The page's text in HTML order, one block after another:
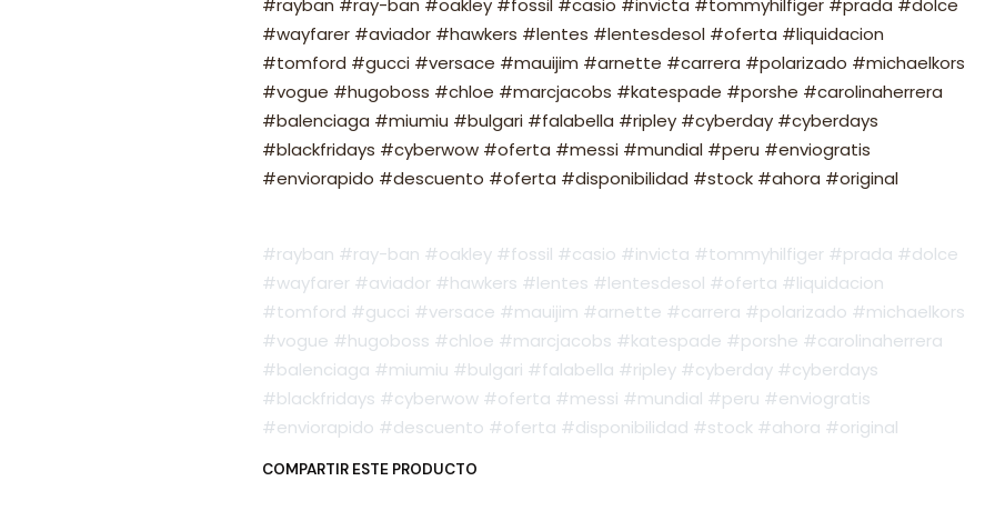
#wayfarer #aviador #hawkers #lentes #lentesdesol #oferta #liquidacion
#tomford #gucci #versace #mauijim #arnette #carrera #polarizado #michaelkors
#vogue #hugoboss #chloe #marcjacobs #katespade #porshe #carolinaherrera
#balenciaga #miumiu #bulgari #falabella #ripley #cyberday #cyberdays
#blackfridays #cyberwow #oferta #messi #mundial #peru #enviogratis
#enviorapido #descuento #oferta #disponibilidad #stock #ahora #original
#rayban #ray-ban #oakley #fossil #casio #invicta #tommyhilfiger #prada #dolce
#wayfarer #aviador #hawkers #lentes #lentesdesol #oferta #liquidacion
#tomford #gucci #versace #mauijim #arnette #carrera #polarizado #michaelkors
#vogue #hugoboss #chloe #marcjacobs #katespade #porshe #carolinaherrera
#balenciaga #miumiu #bulgari #falabella #ripley #cyberday #cyberdays
#blackfridays #cyberwow #oferta #messi #mundial #peru #enviogratis
#enviorapido #descuento #oferta #disponibilidad #stock #ahora #original
COMPARTIR ESTE PRODUCTO